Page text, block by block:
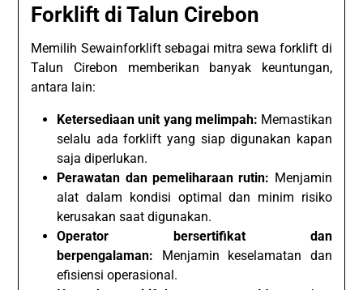
Forklift di Talun Cirebon
Memilih Sewainforklift sebagai mitra sewa forklift di
Talun Cirebon memberikan banyak keuntungan,
antara lain:
Ketersediaan unit yang melimpah: Memastikan
selalu ada forklift yang siap digunakan kapan
saja diperlukan.
Perawatan dan pemeliharaan rutin: Menjamin
alat dalam kondisi optimal dan minim risiko
kerusakan saat digunakan.
Operator bersertifikat dan
berpengalaman: Menjamin keselamatan dan
efisiensi operasional.